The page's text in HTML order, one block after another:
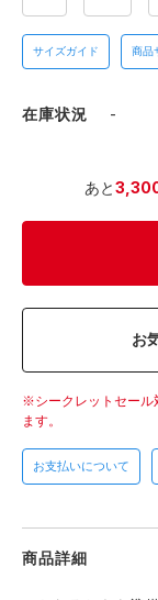
サイズガイド 商品
在庫状況 -
あと
お
シークレットセー
ます。
お支払いについて
商品詳細